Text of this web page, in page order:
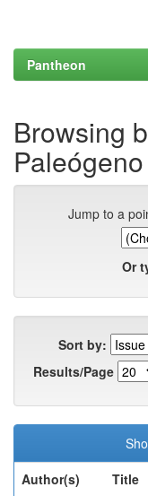
Pantheon
Browsing
Paleógeno
Jump to a
Or
Sort by:
Results/Page
Author(s)
Title